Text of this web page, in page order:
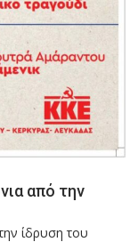
από την
ίδρυση του